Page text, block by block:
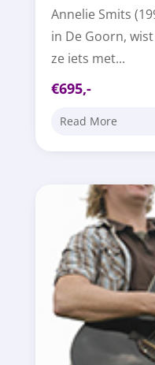
Annelie Smits
in De Goorn,
ze iets met...
€695,-
Read More